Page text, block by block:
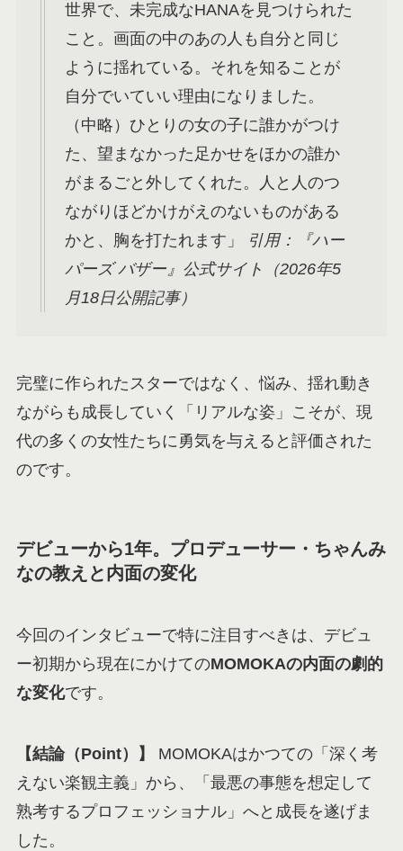
世界で、未完成なHANAを見つけられた
こと。画面の中のあの人も自分と同じ
ように揺れている。それを知ることが
自分でいていい理由になりました。
（中略）ひとりの女の子に誰かがつけ
た、望まなかった足かせをほかの誰か
がまるごと外してくれた。人と人のつ
ながりほどかけがえのないものがある
かと、胸を打たれます」
引用：『ハー
パーズ バザー』公式サイト（2026年5
月18日公開記事）
完璧に作られたスターではなく、悩み、揺れ動き
ながらも成長していく「リアルな姿」こそが、現
代の多くの女性たちに勇気を与えると評価された
のです。
デビューから1年。プロデューサー・ちゃんみ
なの教えと内面の変化
今回のインタビューで特に注目すべきは、デビュ
ー初期から現在にかけてのMOMOKAの内面の劇的
な変化です。
【結論（Point）】
MOMOKAはかつての「深く考
えない楽観主義」から、「最悪の事態を想定して
熟考するプロフェッショナル」へと成長を遂げま
した。